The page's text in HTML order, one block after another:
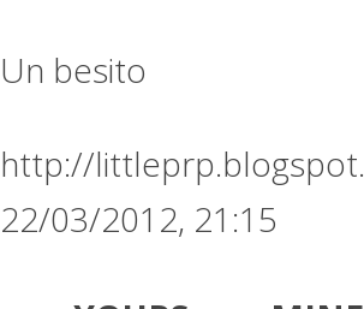
Un besito
http://
22/03/2012, 21:15